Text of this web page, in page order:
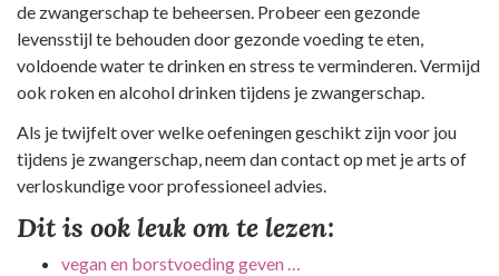
de zwangerschap te beheersen. Probeer een gezonde
levensstijl te behouden door gezonde voeding te eten,
voldoende water te drinken en stress te verminderen. Vermijd
ook roken en alcohol drinken tijdens je zwangerschap.
Als je twijfelt over welke oefeningen geschikt zijn voor jou
tijdens je zwangerschap, neem dan contact op met je arts of
verloskundige voor professioneel advies.
Dit is ook leuk om te lezen:
vegan en borstvoeding geven …